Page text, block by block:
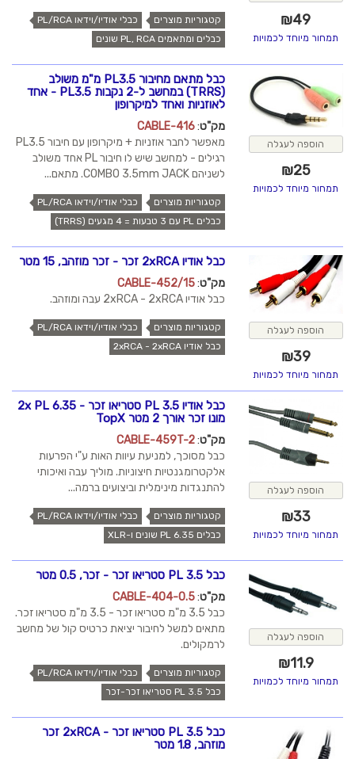
₪49
תמחור מיוחד לכמויות
קטגוריות מוצרים
כבלי אודיו/וידאו PL/RCA
כבלים ומתאמים PL, RCA שונים
הוספה לעגלה
₪25
תמחור מיוחד לכמויות
כבל מתאם מחיבור PL3.5 מ"מ משולב
(TRRS) במחשב ל-2 נקבות PL3.5 - אחד
לאוזניות ואחד למיקרופון
מק"ט:
CABLE-416
מאפשר לחבר אוזניות + מיקרופון עם חיבור PL3.5
רגילים - למחשב שיש לו חיבור PL אחד משולב
לשניהם COMBO 3.5mm JACK. מתאם...
קטגוריות מוצרים
כבלי אודיו/וידאו PL/RCA
כבלים PL עם 3 טבעות = 4 מגעים (TRRS)
הוספה לעגלה
₪39
תמחור מיוחד לכמויות
כבל אודיו 2xRCA זכר - זכר מוזהב, 15 מטר
מק"ט:
CABLE-452/15
כבל אודיו 2xRCA - 2xRCA עבה ומוזהב.
קטגוריות מוצרים
כבלי אודיו/וידאו PL/RCA
כבל אודיו 2xRCA - 2xRCA
הוספה לעגלה
₪33
תמחור מיוחד לכמויות
כבל אודיו PL 3.5 סטריאו זכר - 2x PL 6.35
מונו זכר אורך 2 מטר TopX
מק"ט:
CABLE-459T-2
כבל מסוכך, למניעת עיוות האות ע"י הפרעות
אלקטרומגנטיות חיצוניות. מוליך עבה ואיכותי
להתנגדות מינימלית וביצועים ברמה...
קטגוריות מוצרים
כבלי אודיו/וידאו PL/RCA
כבלים PL 6.35 שונים ו-XLR
הוספה לעגלה
₪11.9
תמחור מיוחד לכמויות
כבל PL 3.5 סטריאו זכר - זכר, 0.5 מטר
מק"ט:
CABLE-404-0.5
כבל 3.5 מ"מ סטריאו זכר - 3.5 מ"מ סטריאו זכר.
מתאים למשל לחיבור יציאת כרטיס קול של מחשב
לרמקולים.
קטגוריות מוצרים
כבלי אודיו/וידאו PL/RCA
כבל PL 3.5 סטריאו זכר-זכר
כבל PL 3.5 סטריאו זכר - 2xRCA זכר
מוזהב, 1.8 מטר